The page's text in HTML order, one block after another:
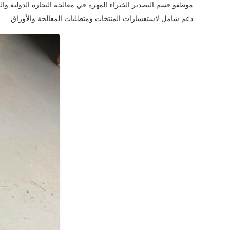
موظفو قسم التصدير الخبراء المهرة في معالجة التجارة الدولية
دعم شامل لاستفسارات المنتجات ومتطلبات المعالجة والأوراق